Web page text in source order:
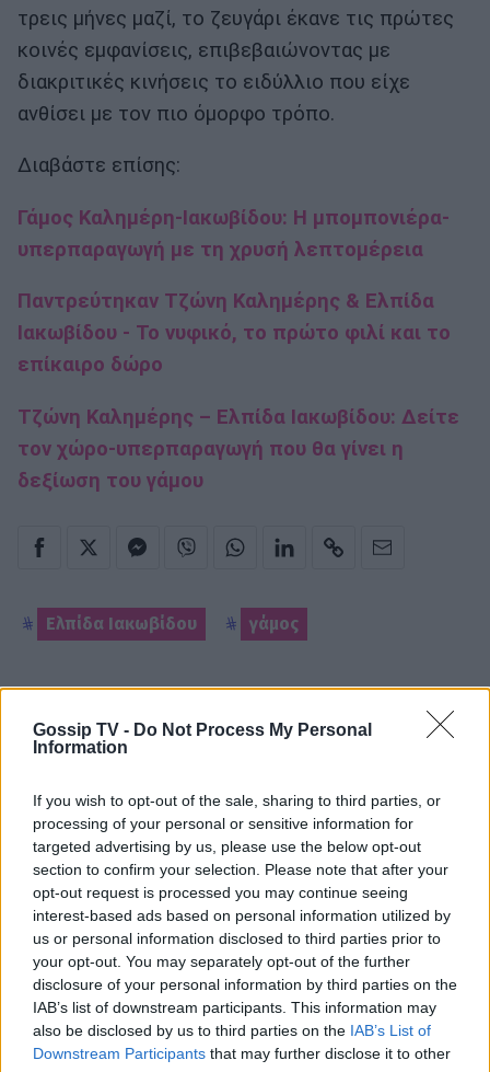
Gossip TV - Do Not Process My Personal
Information
If you wish to opt-out of the sale, sharing to third parties, or
processing of your personal or sensitive information for
targeted advertising by us, please use the below opt-out
section to confirm your selection. Please note that after your
opt-out request is processed you may continue seeing
interest-based ads based on personal information utilized by
us or personal information disclosed to third parties prior to
your opt-out. You may separately opt-out of the further
disclosure of your personal information by third parties on the
IAB’s list of downstream participants. This information may
also be disclosed by us to third parties on the IAB’s List of
Downstream Participants that may further disclose it to other
τρεις μήνες μαζί, το ζευγάρι έκανε τις πρώτες
κοινές εμφανίσεις, επιβεβαιώνοντας με
διακριτικές κινήσεις το ειδύλλιο που είχε
ανθίσει με τον πιο όμορφο τρόπο.
Διαβάστε επίσης:
Γάμος Καλημέρη-Ιακωβίδου: Η μπομπονιέρα-
υπερπαραγωγή με τη χρυσή λεπτομέρεια
Παντρεύτηκαν Τζώνη Καλημέρης & Ελπίδα
Ιακωβίδου - Το νυφικό, το πρώτο φιλί και το
επίκαιρο δώρο
Τζώνη Καλημέρης – Ελπίδα Ιακωβίδου: Δείτε
τον χώρο-υπερπαραγωγή που θα γίνει η
δεξίωση του γάμου
Ελπίδα Ιακωβίδου γάμος
SHOWBIZ
Βαλαβάνη: Εντυπωσιακή σιλουέτα,
εφαρμοστό σικ φόρεμα και wet look
- Μαγνήτισε όλα τα βλέμματα
Σταματίνα Τσιμτσιλή: Η εξόρμηση
για ψάρεμα στην Πάρο με τον Θέμη
Σοφό και τον γιο τους